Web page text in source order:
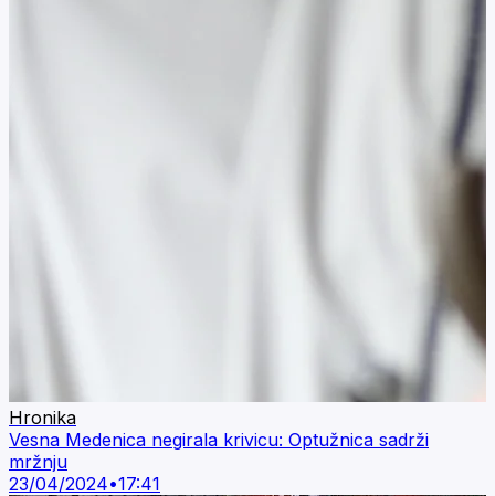
Hronika
Vesna Medenica negirala krivicu: Optužnica sadrži
mržnju
23/04/2024•17:41